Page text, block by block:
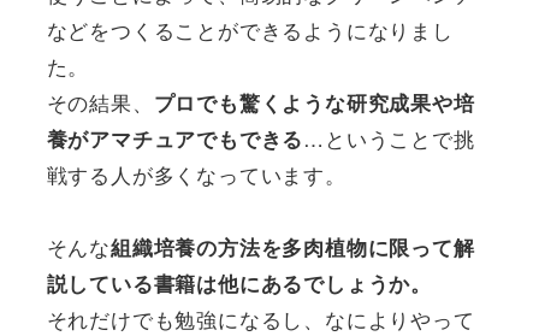
などをつくることができるようになりまし
た。
その結果、 プロでも驚くような研究成果や培
養がアマチュアでもできる…ということで挑
戦する人が多くなっています。
そんな組織培養の方法を多肉植物に限って解
説している書籍は他にあるでしょうか。
それだけでも勉強になるし、なによりやって